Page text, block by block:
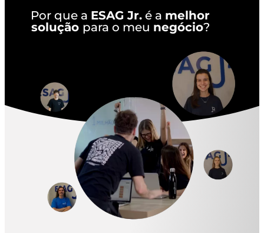
Por que a ESAG Jr. é a melhor
solução para o meu negócio?